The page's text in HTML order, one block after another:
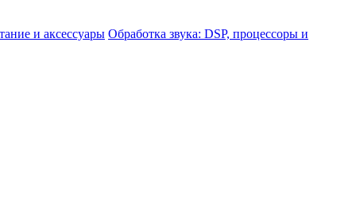
и аксессуары Обработка звука: DSP, процессоры и